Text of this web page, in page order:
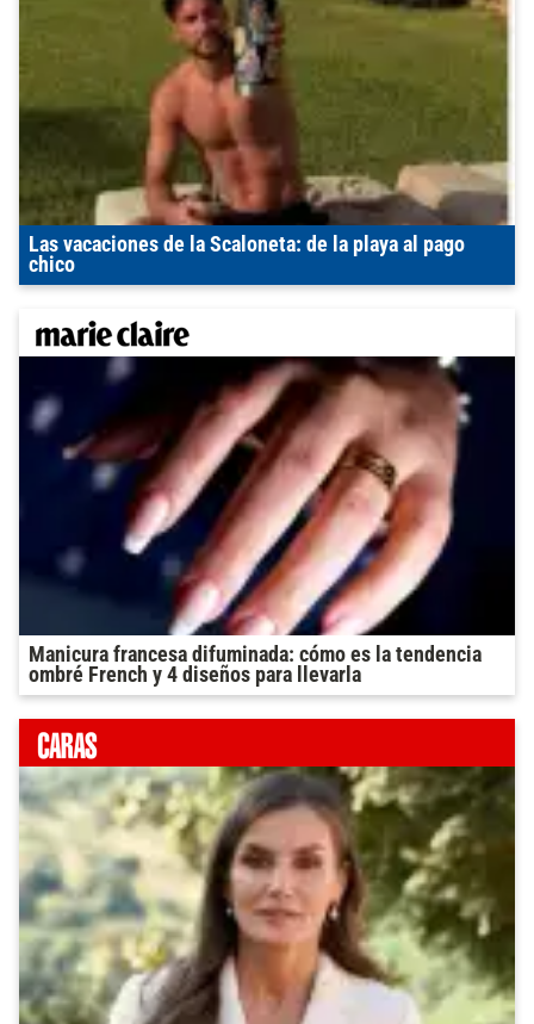
Las vacaciones de la Scaloneta: de la playa al pago
chico
Manicura francesa difuminada: cómo es la tendencia
ombré French y 4 diseños para llevarla